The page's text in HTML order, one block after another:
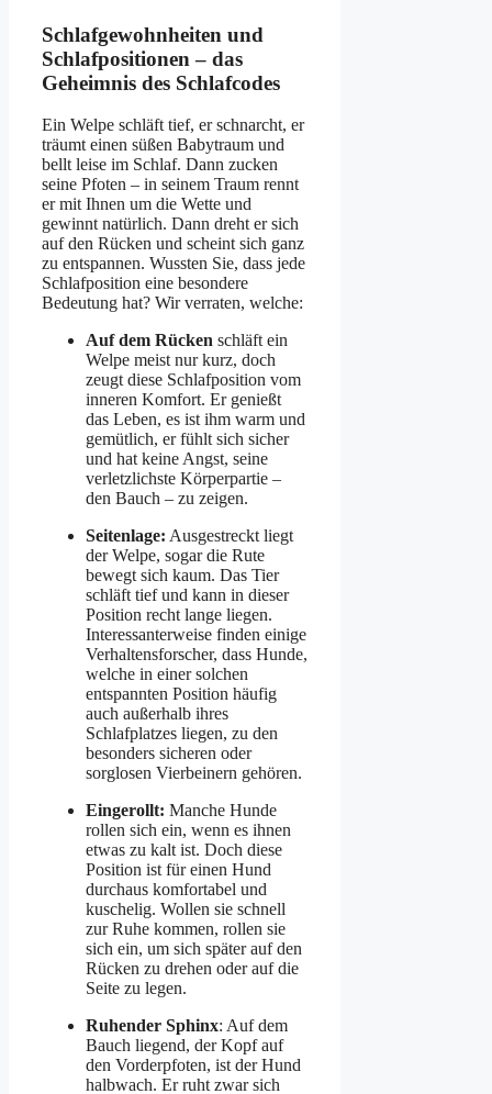
Schlafgewohnheiten und
Schlafpositionen – das
Geheimnis des Schlafcodes
Ein Welpe schläft tief, er schnarcht, er
träumt einen süßen Babytraum und
bellt leise im Schlaf. Dann zucken
seine Pfoten – in seinem Traum rennt
er mit Ihnen um die Wette und
gewinnt natürlich. Dann dreht er sich
auf den Rücken und scheint sich ganz
zu entspannen. Wussten Sie, dass jede
Schlafposition eine besondere
Bedeutung hat? Wir verraten, welche:
Auf dem Rücken schläft ein
Welpe meist nur kurz, doch
zeugt diese Schlafposition vom
inneren Komfort. Er genießt
das Leben, es ist ihm warm und
gemütlich, er fühlt sich sicher
und hat keine Angst, seine
verletzlichste Körperpartie –
den Bauch – zu zeigen.
Seitenlage: Ausgestreckt liegt
der Welpe, sogar die Rute
bewegt sich kaum. Das Tier
schläft tief und kann in dieser
Position recht lange liegen.
Interessanterweise finden einige
Verhaltensforscher, dass Hunde,
welche in einer solchen
entspannten Position häufig
auch außerhalb ihres
Schlafplatzes liegen, zu den
besonders sicheren oder
sorglosen Vierbeinern gehören.
Eingerollt: Manche Hunde
rollen sich ein, wenn es ihnen
etwas zu kalt ist. Doch diese
Position ist für einen Hund
durchaus komfortabel und
kuschelig. Wollen sie schnell
zur Ruhe kommen, rollen sie
sich ein, um sich später auf den
Rücken zu drehen oder auf die
Seite zu legen.
Ruhender Sphinx: Auf dem
Bauch liegend, der Kopf auf
den Vorderpfoten, ist der Hund
halbwach. Er ruht zwar sich